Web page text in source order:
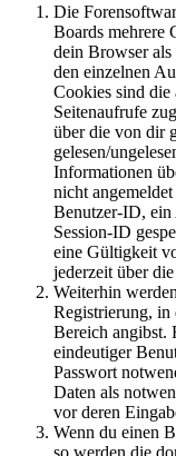
Die
Boards mehrere
dein Browser als
den einzelnen
Cookies sind
Seitenaufrufe
über die von dir
gelesen/
Informationen
nicht
Benutzer-ID, ein
Session-ID
eine Gültigkeit
jederzeit über
Weiterhin
Registrierung, in
Bereich angibst.
eindeutiger
Passwort
Daten als
vor deren
Wenn du einen
so werden die